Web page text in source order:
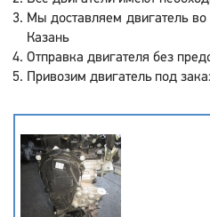
Мы доставляем двигатель
Казань
Отправка двигателя без
Привозим двигатель под